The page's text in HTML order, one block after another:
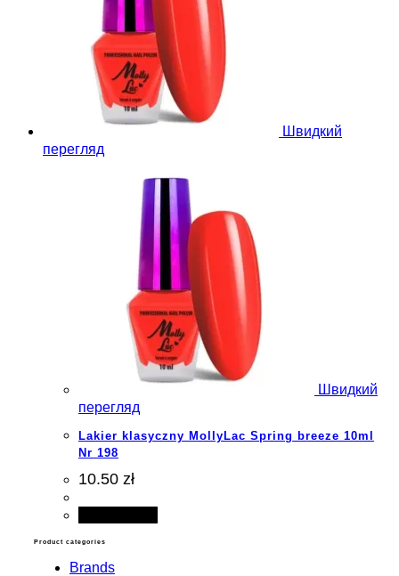
Швидкий
перегляд
Швидкий
перегляд
Lakier klasyczny MollyLac Spring breeze 10ml
Nr 198
10.50 zł
Product categories
Brands